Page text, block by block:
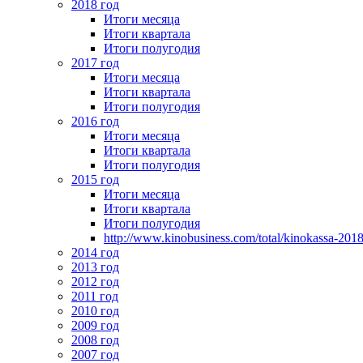
2018 год
Итоги месяца
Итоги квартала
Итоги полугодия
2017 год
Итоги месяца
Итоги квартала
Итоги полугодия
2016 год
Итоги месяца
Итоги квартала
Итоги полугодия
2015 год
Итоги месяца
Итоги квартала
Итоги полугодия
http://www.kinobusiness.com/total/kinokassa-
2014 год
2013 год
2012 год
2011 год
2010 год
2009 год
2008 год
2007 год